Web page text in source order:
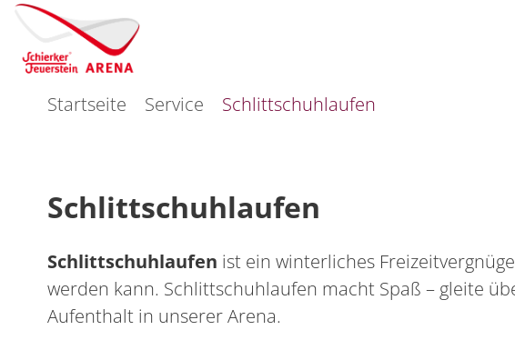
Startseite Service Schlittschuhlaufen
Schlittschuhlaufen
Schlittschuhlaufen ist ein winterliches
werden kann. Schlittschuhlaufen macht Spaß – gleite
Aufenthalt in unserer Arena.